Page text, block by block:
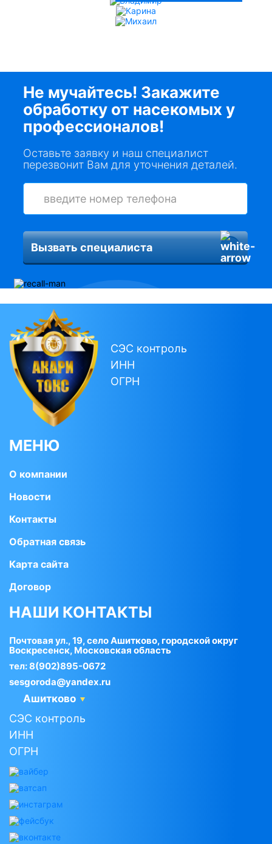
Не мучайтесь! Закажите
обработку от насекомых у
профессионалов!
Оставьте заявку и наш специалист
перезвонит Вам для уточнения деталей.
Вызвать специалиста
СЭС контроль
ИНН
ОГРН
МЕНЮ
О компании
Новости
Контакты
Обратная связь
Карта сайта
Договор
НАШИ КОНТАКТЫ
Почтовая ул., 19, село Ашитково, городской округ
Воскресенск, Московская область
тел:8(902)895-0672
sesgoroda@yandex.ru
Ашитково
СЭС контроль
ИНН
ОГРН